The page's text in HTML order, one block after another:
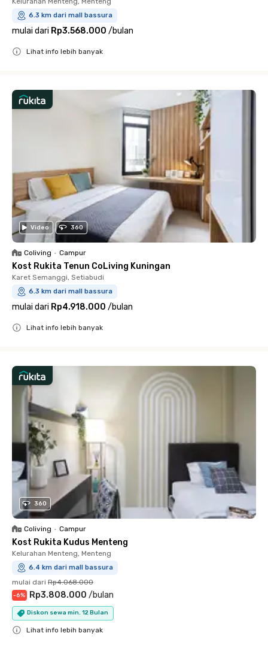
6.3 km dari mall bassura
mulai dari Rp3.568.000 /bulan
Lihat info lebih banyak
Video 360
Coliving • Campur
Kost Rukita Tenun CoLiving Kuningan
Karet Semanggi, Setiabudi
6.3 km dari mall bassura
mulai dari Rp4.918.000 /bulan
Lihat info lebih banyak
360
Coliving • Campur
Kost Rukita Kudus Menteng
Kelurahan Menteng, Menteng
6.4 km dari mall bassura
mulai dari Rp4.068.000
-6% Rp3.808.000 /bulan
Diskon sewa min. 12 Bulan
Lihat info lebih banyak